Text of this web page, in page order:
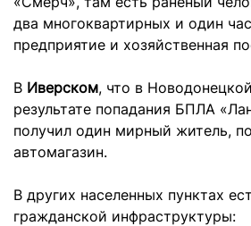
два многоквартирных и один
предприятие и хозяйственная
В Иверском, что в
результате попадания БПЛА
получил один мирный житель,
автомагазин.
В других населенных пунктах
гражданской инфраструктуры: